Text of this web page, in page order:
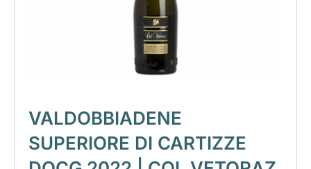
VALDOBBIADENE
SUPERIORE DI CARTIZZE